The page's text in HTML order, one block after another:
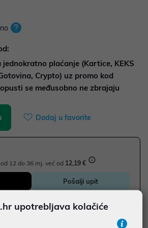
jednokratno plaćanje (Kartice, KEKS
Crypto) uz promo kod
se međusobno ne zbrajaju
Dodaj u favorite
12 do 36 mj. već od 12,19 €
Pošalji upit
upotrebljava kolačiće